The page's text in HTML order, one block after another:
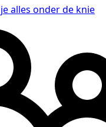
alles onder de knie